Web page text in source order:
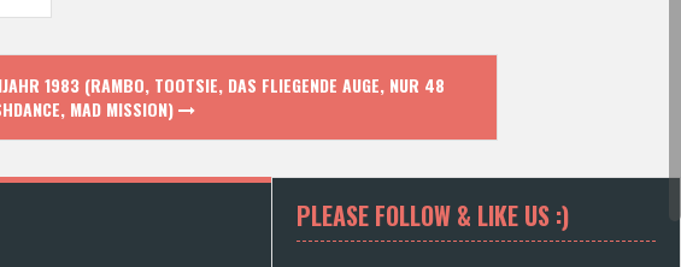
1983 (RAMBO, TOOTSIE, DAS FLIEGENDE AUGE, NUR 48
MAD MISSION)
PLEASE FOLLOW & LIKE US :)